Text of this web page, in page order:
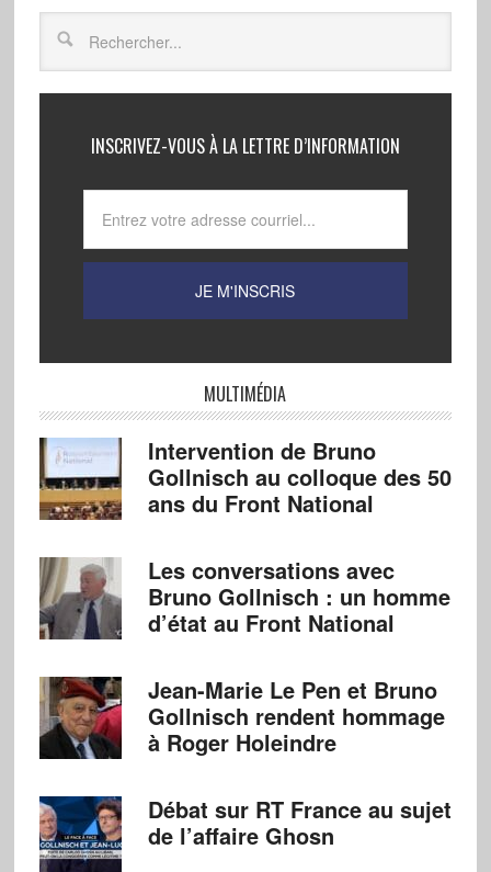
INSCRIVEZ-VOUS À LA LETTRE D’INFORMATION
MULTIMÉDIA
Intervention de Bruno
Gollnisch au colloque des 50
ans du Front National
Les conversations avec
Bruno Gollnisch : un homme
d’état au Front National
Jean-Marie Le Pen et Bruno
Gollnisch rendent hommage
à Roger Holeindre
Débat sur RT France au sujet
de l’affaire Ghosn